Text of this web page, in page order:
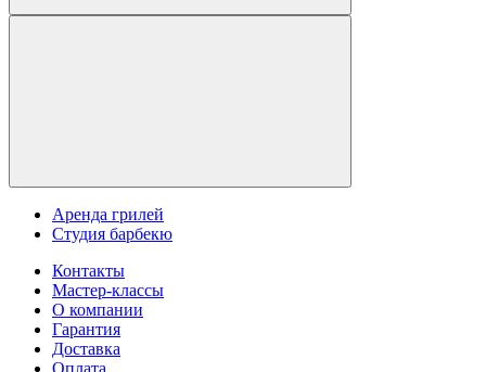
Аренда грилей
Студия барбекю
Контакты
Мастер-классы
О компании
Гарантия
Доставка
Оплата